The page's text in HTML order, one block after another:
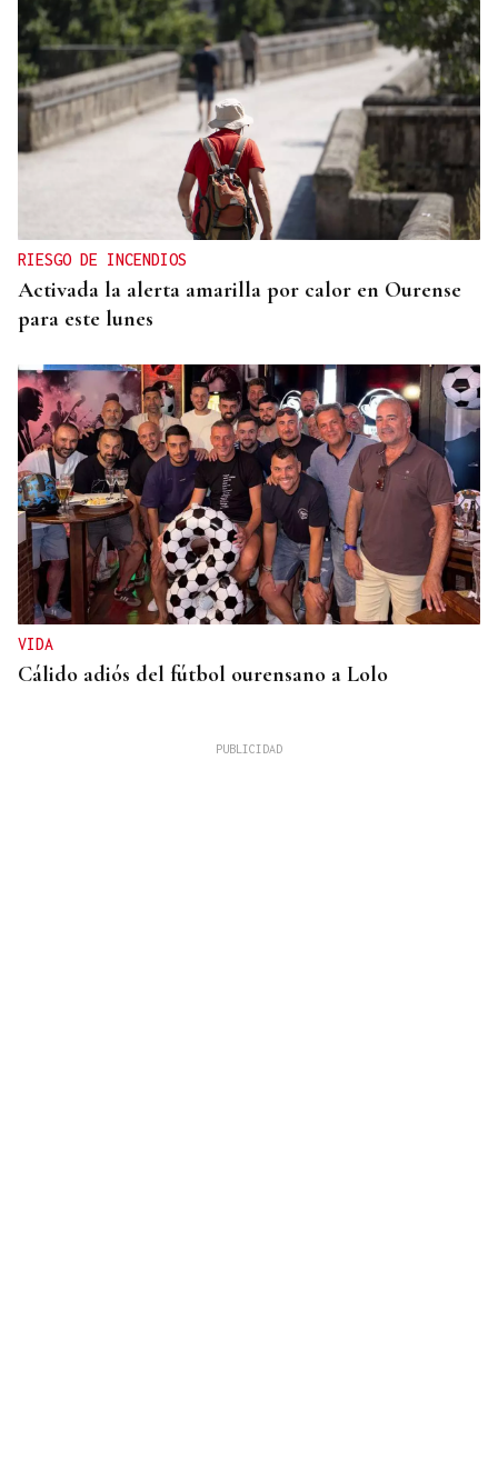
RIESGO DE INCENDIOS
Activada la alerta amarilla por calor en Ourense
para este lunes
VIDA
Cálido adiós del fútbol ourensano a Lolo